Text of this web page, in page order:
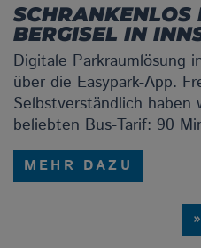
SCHRANKENLOS
BERGISEL IN
Digitale Parkraumlösung
über die Easypark-App.
Selbstverständlich haben
beliebten Bus-Tarif: 90
MEHR DAZU
»